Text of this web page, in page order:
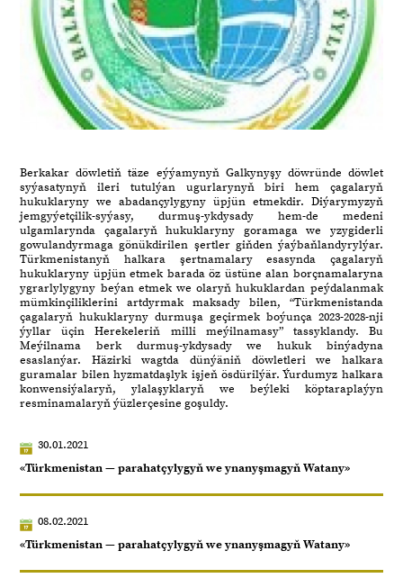
Berkakar döwletiň täze eýýamynyň Galkynyşy döwründe döwlet
syýasatynyň ileri tutulýan ugurlarynyň biri hem çagalaryň
hukuklaryny we abadançylygyny üpjün etmekdir. Diýarymyzyň
jemgyýetçilik-syýasy, durmuş-ykdysady hem-de medeni
ulgamlarynda çagalaryň hukuklaryny goramaga we yzygiderli
gowulandyrmaga gönükdirilen şertler giňden ýaýbaňlandyrylýar.
Türkmenistanyň halkara şertnamalary esasynda çagalaryň
hukuklaryny üpjün etmek barada öz üstüne alan borçnamalaryna
ygrarlylygyny beýan etmek we olaryň hukuklardan peýdalanmak
mümkinçiliklerini artdyrmak maksady bilen, “Türkmenistanda
çagalaryň hukuklaryny durmuşa geçirmek boýunça 2023-2028-nji
ýyllar üçin Herekeleriň milli meýilnamasy” tassyklandy. Bu
Meýilnama berk durmuş-ykdysady we hukuk binýadyna
esaslanýar. Häzirki wagtda dünýäniň döwletleri we halkara
guramalar bilen hyzmatdaşlyk işjeň ösdürilýär. Ýurdumyz halkara
konwensiýalaryň, ylalaşyklaryň we beýleki köptaraplaýyn
resminamalaryň ýüzlerçesine goşuldy.
30.01.2021
«Türkmenistan — parahatçylygyň we ynanyşmagyň Watany»
08.02.2021
«Türkmenistan — parahatçylygyň we ynanyşmagyň Watany»